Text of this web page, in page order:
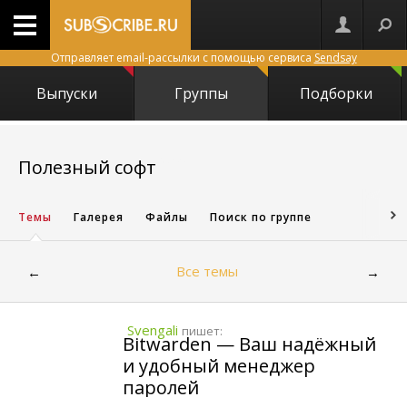
Отправляет email-рассылки с помощью сервиса Sendsay
Выпуски Группы Подборки
Полезный софт
Темы Галерея Файлы Поиск по группе
← Все темы →
Svengali пишет:
Bitwarden — Ваш надёжный
и удобный менеджер
паролей